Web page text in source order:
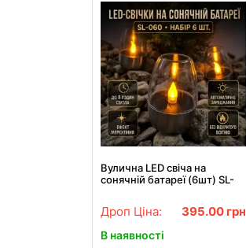
Вулична LED свіча на
сонячній батареї (6шт) SL-
Світлодіодні свічки
Дроп Ціна: 395.00 грн
В наявності